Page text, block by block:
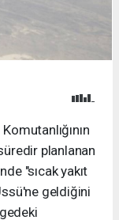
planlanan
"sıcak yakıt
geldiğini